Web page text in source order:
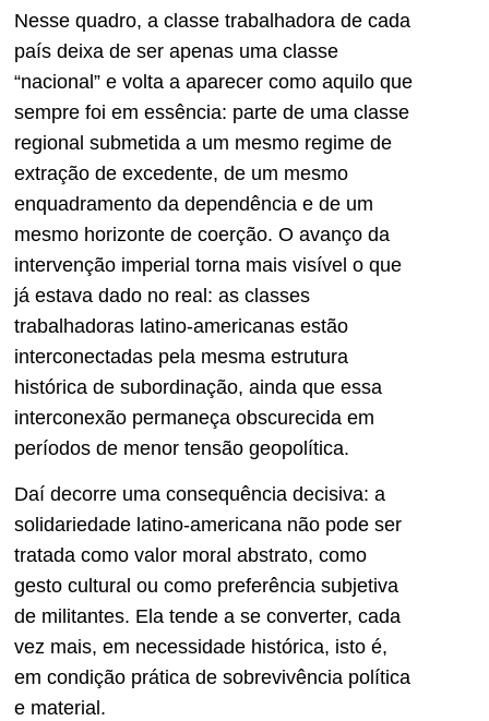
Nesse quadro, a classe trabalhadora de cada
país deixa de ser apenas uma classe
“nacional” e volta a aparecer como aquilo que
sempre foi em essência: parte de uma classe
regional submetida a um mesmo regime de
extração de excedente, de um mesmo
enquadramento da dependência e de um
mesmo horizonte de coerção. O avanço da
intervenção imperial torna mais visível o que
já estava dado no real: as classes
trabalhadoras latino-americanas estão
interconectadas pela mesma estrutura
histórica de subordinação, ainda que essa
interconexão permaneça obscurecida em
períodos de menor tensão geopolítica.
Daí decorre uma consequência decisiva: a
solidariedade latino-americana não pode ser
tratada como valor moral abstrato, como
gesto cultural ou como preferência subjetiva
de militantes. Ela tende a se converter, cada
vez mais, em necessidade histórica, isto é,
em condição prática de sobrevivência política
e material.